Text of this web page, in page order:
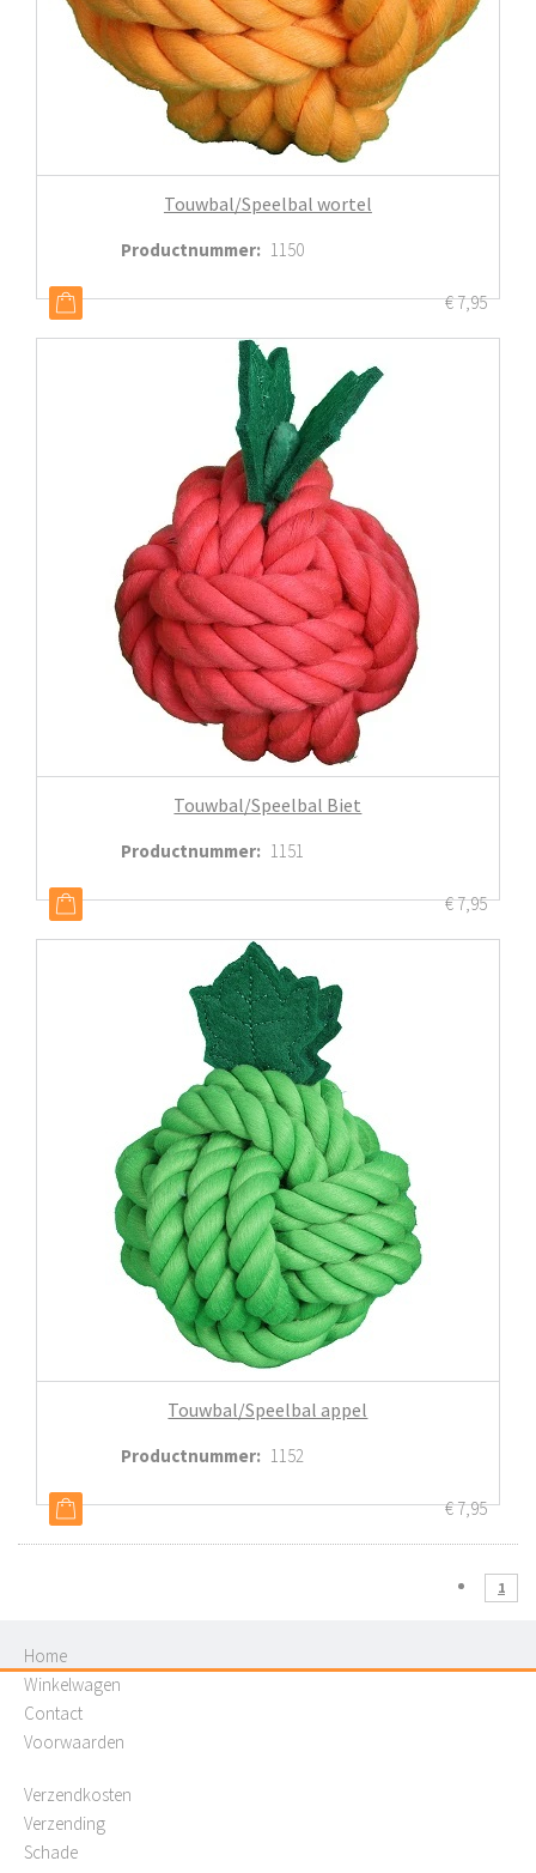
Touwbal/Speelbal wortel
Productnummer: 1150
€7,95
Touwbal/Speelbal Biet
Productnummer: 1151
€7,95
Touwbal/Speelbal appel
Productnummer: 1152
€7,95
1
Home
Winkelwagen
Contact
Voorwaarden
Verzendkosten
Verzending
Schade